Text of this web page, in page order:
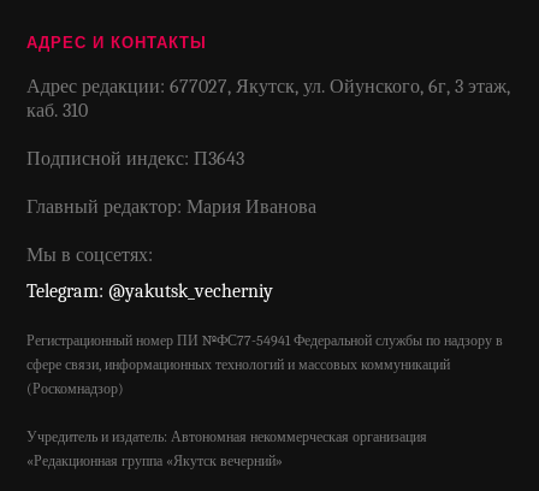
АДРЕС И КОНТАКТЫ
Адрес редакции: 677027, Якутск, ул. Ойунского, 6г, 3 этаж,
каб. 310
Подписной индекс: П3643
Главный редактор: Мария Иванова
Мы в соцсетях:
Telegram: @yakutsk_vecherniy
Регистрационный номер ПИ №ФС77-54941 Федеральной службы по надзору в
сфере связи, информационных технологий и массовых коммуникаций
(Роскомнадзор)
Учредитель и издатель: Автономная некоммерческая организация
«Редакционная группа «Якутск вечерний»